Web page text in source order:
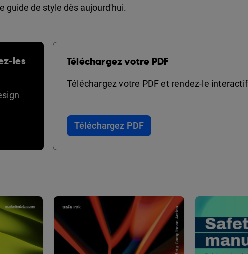
guide de style dès aujourd'hui.
les
Téléchargez votre PDF
Téléchargez votre PDF et rendez-le interactif
Téléchargez PDF